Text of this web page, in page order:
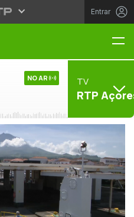
Entrar
NO AR TV
RTP